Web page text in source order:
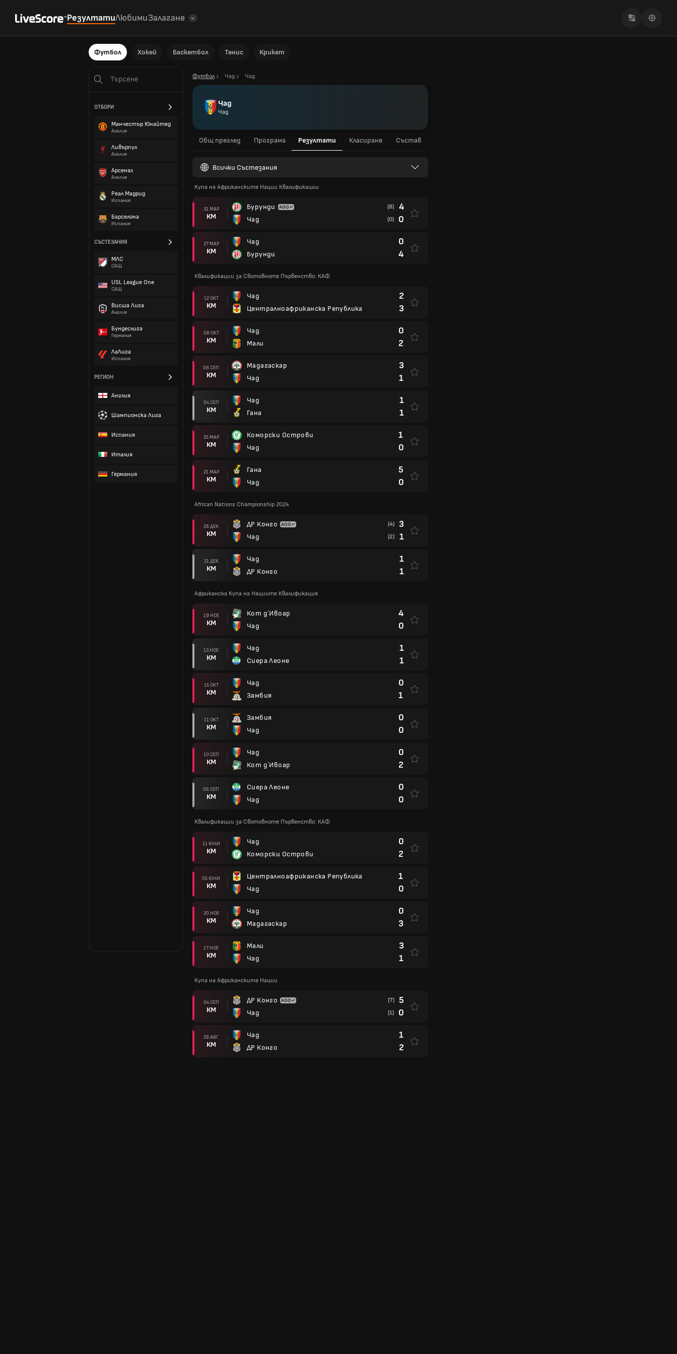
РезултатиЛюбимиЗалагане
Футбол Хокей Баскетбол Тенис Крикет
ОТБОРИ
Манчестър Юнайтед
Англия
Ливърпул
Англия
Арсенал
Англия
Реал Мадрид
Испания
Барселона
Испания
СЪСТЕЗАНИЯ
МЛС
САЩ
USL League One
САЩ
Висша Лига
Англия
Бундеслига
Германия
ЛаЛига
Испания
РЕГИОН
Англия
Шампионска Лига
Испания
Италия
Германия
Футбол Чад Чад
Чад
Чад
Общ преглед Програма Резултати Класиране Състав
Всички Състезания
Купа на Африканските Нации Квалификации
31 МАР
КМ
Бурунди
Чад
(8) 4
(0) 0
27 МАР
КМ
Чад
Бурунди
0
4
Квалификации за Свотовноте Първенство: КАФ
12 ОКТ
КМ
Чад
Централноафриканска Република
2
3
08 ОКТ
КМ
Чад
Мали
0
2
08 СЕП
КМ
Мадагаскар
Чад
3
1
04 СЕП
КМ
Чад
Гана
1
1
25 МАР
КМ
Коморски Острови
Чад
1
0
21 МАР
КМ
Гана
Чад
5
0
African Nations Championship 2024
28 ДЕК
КМ
ДР Конго
Чад
(4) 3
(2) 1
21 ДЕК
КМ
Чад
ДР Конго
1
1
Африканска Купа на Нациите Квалификация
19 НОЕ
КМ
Кот д´Ивоар
Чад
4
0
13 НОЕ
КМ
Чад
Сиера Леоне
1
1
15 ОКТ
КМ
Чад
Замбия
0
1
11 ОКТ
КМ
Замбия
Чад
0
0
10 СЕП
КМ
Чад
Кот д´Ивоар
0
2
06 СЕП
КМ
Сиера Леоне
Чад
0
0
Квалификации за Свотовноте Първенство: КАФ
11 ЮНИ
КМ
Чад
Коморски Острови
0
2
05 ЮНИ
КМ
Централноафриканска Република
Чад
1
0
20 НОЕ
КМ
Чад
Мадагаскар
0
3
17 НОЕ
КМ
Мали
Чад
3
1
Купа на Африканските Нации
04 СЕП
КМ
ДР Конго
Чад
(7) 5
(1) 0
28 АВГ
КМ
Чад
ДР Конго
1
2